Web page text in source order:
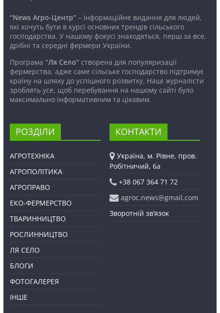
“News Агро-Центр”– інформаційне видання для людей,
які хочуть бути в курсі основних трендів сільського
господарства. У нашому фокусі знаходяться, перш за все,
дрібні та середні фермери України.
Програма “Ля Село”створена для популяризації
фермерства, адже саме сільське господарство підтримує
країну на шляху до успішного розвитку. Наші журналісти
зроблять усе, щоб перебування на нашому сайті було
максимально інформативним та цікавим.
РОЗДІЛИ
АГРОТЕХНІКА
АГРОПОЛІТИКА
АГРОПРАВО
ЕКО-ФЕРМЕРСТВО
ТВАРИННИЦТВО
РОСЛИННИЦТВО
ЛЯ СЕЛО
БЛОГИ
ФОТОГАЛЕРЕЯ
ІНШЕ
КОНТАКТИ
Україна, м. Рівне, пров.
Робітничий, 6а
+38 067 364 71 72
agroc.news@gmail.com
Зворотній зв’язок